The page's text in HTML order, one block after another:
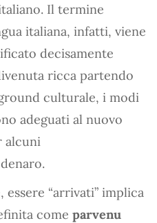
Il termine
italiana, infatti, viene
decisamente
ricca partendo
culturale, i modi
adeguati al nuovo
alcuni
essere “arrivati” implica
come parvenu